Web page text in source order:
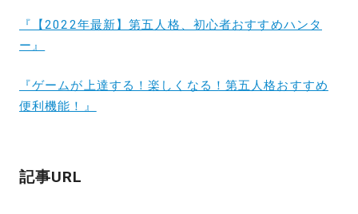
『【2022年最新】第五人格、初心者おすすめハンタ
ー』
『ゲームが上達する！楽しくなる！第五人格おすすめ
便利機能！』
記事URL